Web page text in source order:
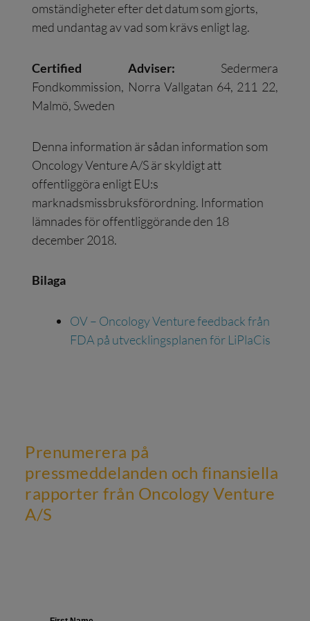
omständigheter efter det datum som gjorts,
med undantag av vad som krävs enligt lag.
Certified Adviser: Sedermera
Fondkommission, Norra Vallgatan 64, 211 22,
Malmö, Sweden
Denna information är sådan information som
Oncology Venture A/S är skyldigt att
offentliggöra enligt EU:s
marknadsmissbruksförordning. Information
lämnades för offentliggörande den 18
december 2018.
Bilaga
OV – Oncology Venture feedback från
FDA på utvecklingsplanen för LiPlaCis
Prenumerera på
pressmeddelanden och finansiella
rapporter från Oncology Venture
A/S